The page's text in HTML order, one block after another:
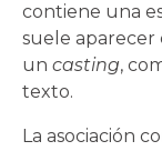
contiene una
suele aparecer
un casting,
texto.
La asociación